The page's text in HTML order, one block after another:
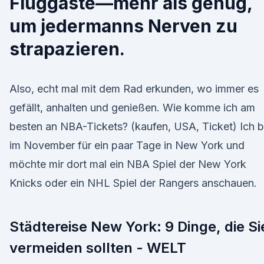
um jedermanns Nerven zu
strapazieren.
Also, echt mal mit dem Rad erkunden, wo immer es
gefällt, anhalten und genießen. Wie komme ich am
besten an NBA-Tickets? (kaufen, USA, Ticket) Ich
im November für ein paar Tage in New York und
möchte mir dort mal ein NBA Spiel der New York
Knicks oder ein NHL Spiel der Rangers anschauen.
Städtereise New York: 9 Dinge, die
vermeiden sollten - WELT